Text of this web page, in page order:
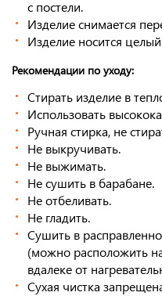
с постели.
Изделие снимается
Изделие носится
Рекомендации по уходу:
Стирать изделие в
Использовать
Ручная стирка, не
Не выкручивать.
Не выжимать.
Не сушить в барабане.
Не отбеливать.
Не гладить.
Сушить в
(можно расположить
вдалеке от
Сухая чистка